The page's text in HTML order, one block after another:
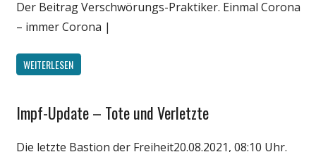
Der Beitrag Verschwörungs-Praktiker. Einmal Corona
– immer Corona |
WEITERLESEN
Gesellschaft
Impf-Update – Tote und Verletzte
Die letzte Bastion der Freiheit20.08.2021, 08:10 Uhr.